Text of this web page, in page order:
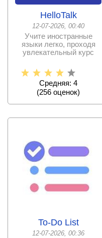
HelloTalk
12-07-2026, 00:40
Учите иностранные
языки легко, проходя
увлекательный курс
Средняя: 4
(256 оценок)
To-Do List
12-07-2026, 00:36